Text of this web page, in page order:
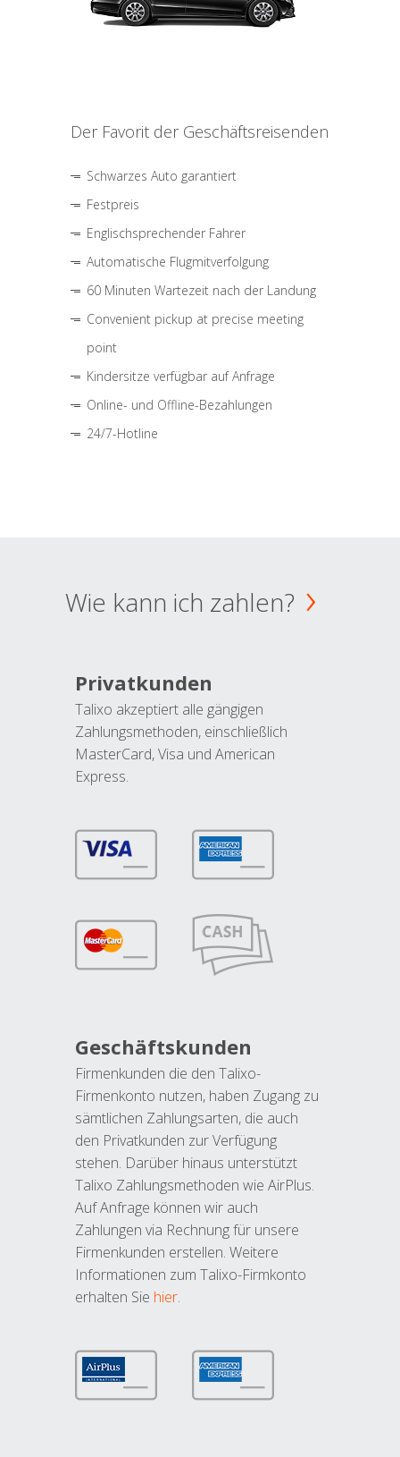
Der Favorit der Geschäftsreisenden
Schwarzes Auto garantiert
Festpreis
Englischsprechender Fahrer
Automatische Flugmitverfolgung
60 Minuten Wartezeit nach der Landung
Convenient pickup at precise meeting
point
Kindersitze verfügbar auf Anfrage
Online- und Offline-Bezahlungen
24/7-Hotline
Wie kann ich zahlen?
Privatkunden
Talixo akzeptiert alle gängigen
Zahlungsmethoden, einschließlich
MasterCard, Visa und American
Express.
Geschäftskunden
Firmenkunden die den Talixo-
Firmenkonto nutzen, haben Zugang zu
sämtlichen Zahlungsarten, die auch
den Privatkunden zur Verfügung
stehen. Darüber hinaus unterstützt
Talixo Zahlungsmethoden wie AirPlus.
Auf Anfrage können wir auch
Zahlungen via Rechnung für unsere
Firmenkunden erstellen. Weitere
Informationen zum Talixo-Firmkonto
erhalten Sie hier.